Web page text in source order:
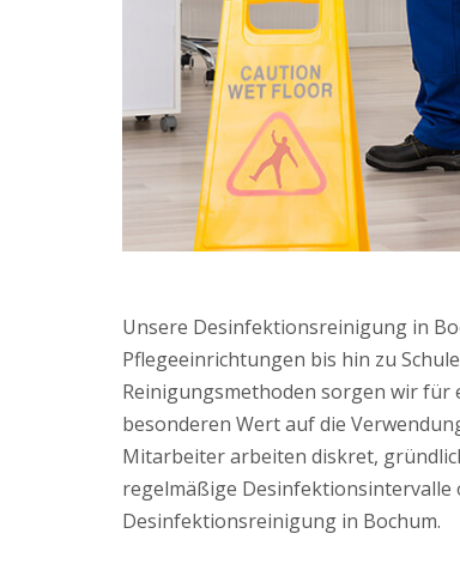
Unsere Desinfektionsreinigung in
Pflegeeinrichtungen bis hin zu
Reinigungsmethoden sorgen wir für
besonderen Wert auf die
Mitarbeiter arbeiten diskret,
regelmäßige
Desinfektionsreinigung in Bochum.